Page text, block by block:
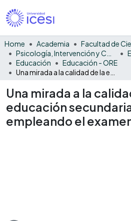
Home Academia
Facultad de
Educación
Educación - ORE
Una mirada a la
educación
empleando el